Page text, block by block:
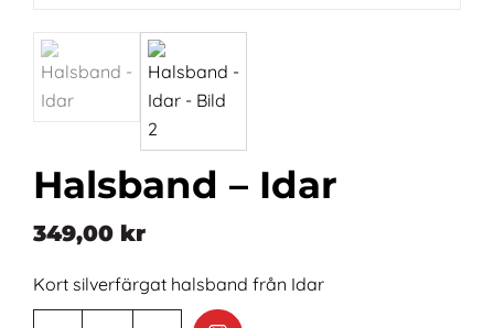
Halsband – Idar
349,00 kr
Kort silverfärgat halsband från Idar